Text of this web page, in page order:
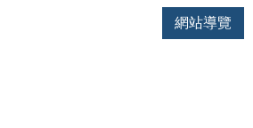
網站導覽
手機版首頁